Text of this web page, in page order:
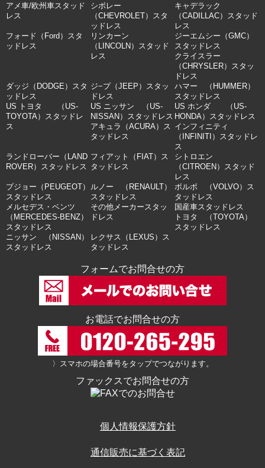
アメ車/欧州車スタッド
レス
シボレー
（CHEVROLET）スタ
ッドレス
キャデラック
（CADILLAC）スタッド
レス
フォード（Ford）スタ
ッドレス
リンカーン
（LINCOLN）スタッド
レス
ジーエムシー（GMC）
スタッドレス
クライスラー
（CHRYSLER）スタッ
ドレス
ダッジ（DODGE）スタ
ッドレス
ジ−プ（JEEP）スタッ
ドレス
ハマー （HUMMER）
スタッドレス
US トヨタ （US-
TOYOTA）スタッドレ
ス
US ニッサン （US-
NISSAN）スタッドレス
US ホンダ （US-
HONDA）スタッドレス
アキュラ（ACURA）ス
タッドレス
インフィニティ
（INFINITI）スタッドレ
ス
ランドローバー（LAND
ROVER）スタッドレス
フィアット（FIAT）ス
タッドレス
シトロエン
（CITROEN）スタッド
レス
プジョー（PEUGEOT）
スタッドレス
ルノー （RENAULT）
スタッドレス
ボルボ （VOLVO）ス
タッドレス
メルセデス・ベンツ
（MERCEDES-BENZ）
スタッドレス
その他メーカースタッ
ドレス
国産車スタッドレス
トヨタ （TOYOTA）
スタッドレス
ニッサン （NISSAN）
スタッドレス
レクサス（LEXUS）ス
タッドレス
フォームでお問合せの方
お電話でお問合せの方
〉スマホの場合番号をタップでつながります。
ファックスでお問合せの方
個人情報保護方針
通信販売に基づく表記